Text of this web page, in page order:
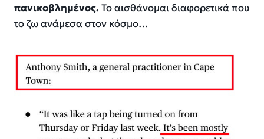
πανικοβλημένος. Το αισθάνομαι διαφορετικά που
το ζω ανάμεσα στον κόσμο…